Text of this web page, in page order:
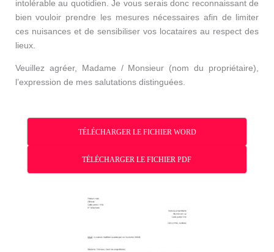
intolérable au quotidien. Je vous serais donc reconnaissant de
bien vouloir prendre les mesures nécessaires afin de limiter
ces nuisances et de sensibiliser vos locataires au respect des
lieux.
Veuillez agréer, Madame / Monsieur (nom du propriétaire),
l’expression de mes salutations distinguées.
TÉLÉCHARGER LE FICHIER WORD
TÉLÉCHARGER LE FICHIER PDF